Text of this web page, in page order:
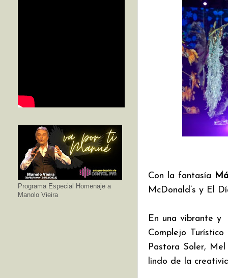
Con la fantasía
McDonald’s y El
En una vibrante y
Complejo
Pastora Soler,
lindo de la
Programa Especial Homenaje a
Manolo Vieira